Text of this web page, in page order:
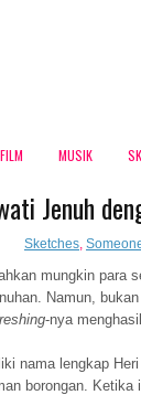
FILM MUSIK
Jenuh
Sketches,
mungkin para
Namun,
-nya
nama lengkap
borongan.